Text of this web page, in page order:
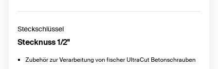
Steckschlüssel
Stecknuss 1/2"
Zubehör zur Verarbeitung von fischer UltraCut Betonschrauben